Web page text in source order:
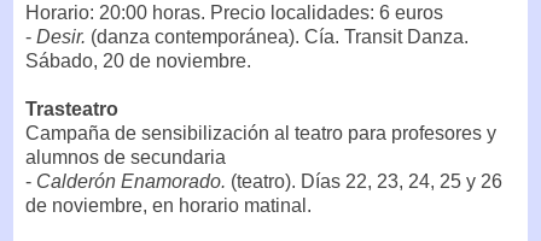
Horario: 20:00 horas. Precio localidades: 6 euros
- Desir. (danza contemporánea). Cía. Transit Danza.
Sábado, 20 de noviembre.
Trasteatro
Campaña de sensibilización al teatro para profesores y
alumnos de secundaria
- Calderón Enamorado. (teatro). Días 22, 23, 24, 25 y 26
de noviembre, en horario matinal.